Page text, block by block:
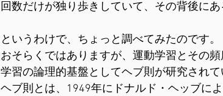
回数だけが独り歩きしていて、その背後に
というわけで、ちょっと調べてみたのです。
おそらくではありますが、運動学習とその
学習の論理的基盤としてヘブ則が研究されて
ヘブ則とは、1949年にドナルド・ヘッブに